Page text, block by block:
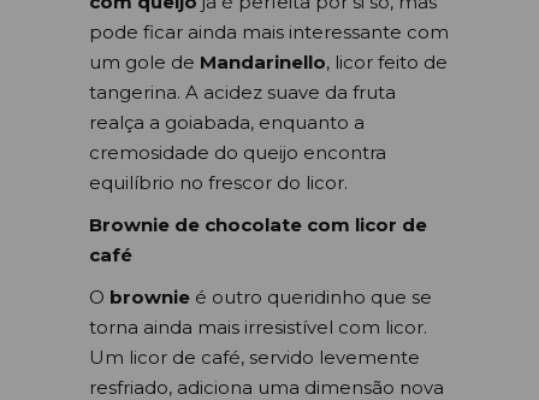
pode ficar ainda mais interessante com
um gole de Mandarinello, licor feito de
tangerina. A acidez suave da fruta
realça a goiabada, enquanto a
cremosidade do queijo encontra
equilíbrio no frescor do licor.
Brownie de chocolate com licor de
café
O brownie é outro queridinho que se
torna ainda mais irresistível com licor.
Um licor de café, servido levemente
resfriado, adiciona uma dimensão nova